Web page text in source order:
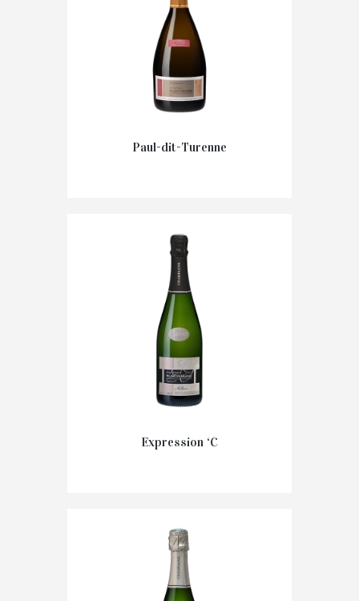
Paul-dit-Turenne
Ajouter au panier
Expression ‘C